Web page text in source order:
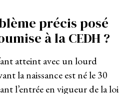
précis posé
à la CEDH ?
atteint avec un lourd
la naissance est né le 30
l’entrée en vigueur de la loi